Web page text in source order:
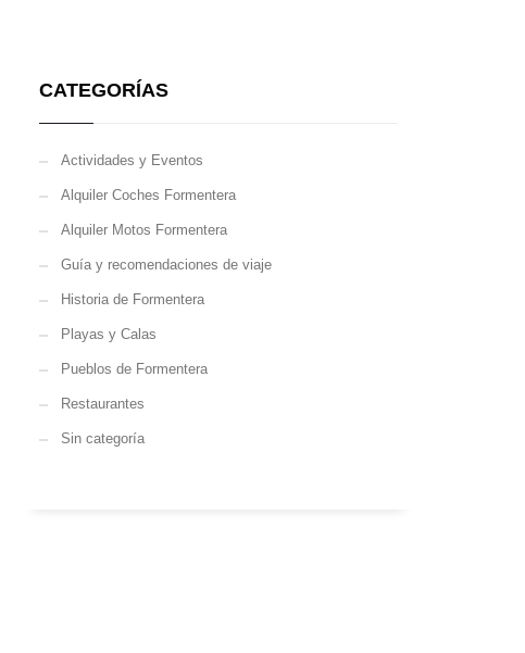
CATEGORÍAS
Actividades y Eventos
Alquiler Coches Formentera
Alquiler Motos Formentera
Guía y recomendaciones de viaje
Historia de Formentera
Playas y Calas
Pueblos de Formentera
Restaurantes
Sin categoría